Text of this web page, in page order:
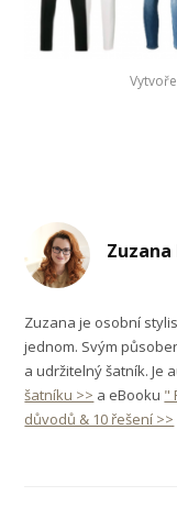
Zuzana je osobní
jednom. Svým
a udržitelný šatník. Je
šatníku >> a eBooku "
důvodů & 10 řešení >>